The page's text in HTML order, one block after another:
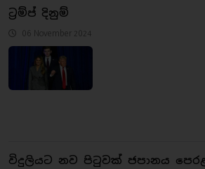
ට්‍රම්ප් දිනුම්
06 November 2024
විදුලියට නව පිටුවක් ජපානය